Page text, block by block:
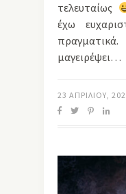
τελευταίως
έχω
μαγειρέψει…
23 ΑΠΡΙΛΊΟΥ,